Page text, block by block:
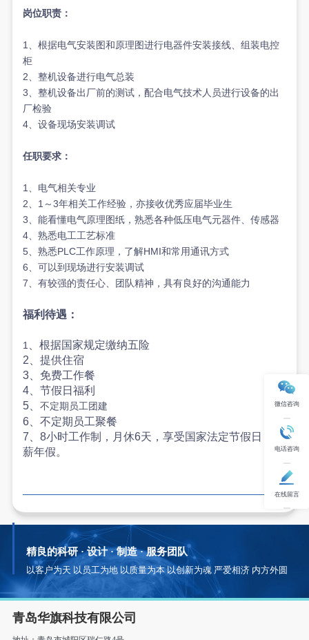
岗位职责：
1
、根据电气安装图和原理图进行电器件安装接线、组装电控
柜
2 、整机设备进行电气总装
3 、整机设备出厂前的测试，配合电气技术人员进行设备的出
厂检验
4、设备现场安装调试
任职要求：
1 、电气相关专业
2 1 ～ 3年相关工作经验，亦接收优秀应届毕业生
3 、能看懂电气原理图纸，熟悉各种低压电气元器件、传感器
4、熟悉电工工艺标准
5、熟悉PLC工作原理，了解HMI和常用通讯方式
6 、可以到现场进行安装调试
7 、有较强的责任心、团队精神，具有良好的沟通能力
福利待遇：
1
、根据国家规定缴纳五险
2 、提供住宿
3、免费工作餐
4、节假日福利
5、 不定期员工团建
6、不定期员工聚餐
7
8小时工作制，月休6天，享受国家法定节假日，带
薪年假。
青岛华旗科技有限公司
微信咨询
电话咨询
在线留言